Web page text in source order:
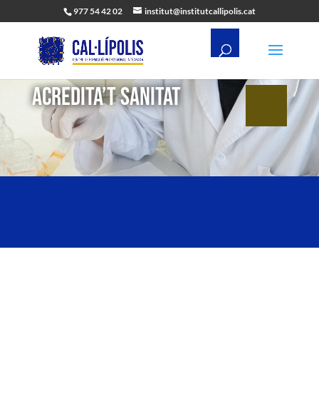
977 54 42 02 institut@institutcallipolis.cat
Acredita’t Sanitat